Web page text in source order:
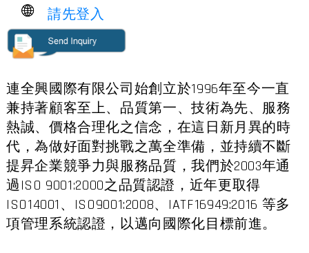
請先登入
連全興國際有限公司始創立於1996年至今一直
兼持著顧客至上、品質第一、技術為先、服務
熱誠、價格合理化之信念，在這日新月異的時
代，為做好面對挑戰之萬全準備，並持續不斷
提昇企業競爭力與服務品質，我們於2003年通
過ISO 9001:2000之品質認證，近年更取得
ISO14001、ISO9001:2008、IATF16949:2016 等多
項管理系統認證，以邁向國際化目標前進。